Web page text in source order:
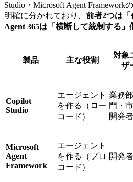
Studio・Microsoft Agent
明確に分かれており、 前者2つは「
Agent 365は「横断して統制する」
製品 主な役割
対象
ザ
Copilot
Studio
エージェント
を作る（ロー
コード）
業務部
門・
開発者
Microsoft
Agent
Framework
エージェント
を作る（プロ
コード）
開発者